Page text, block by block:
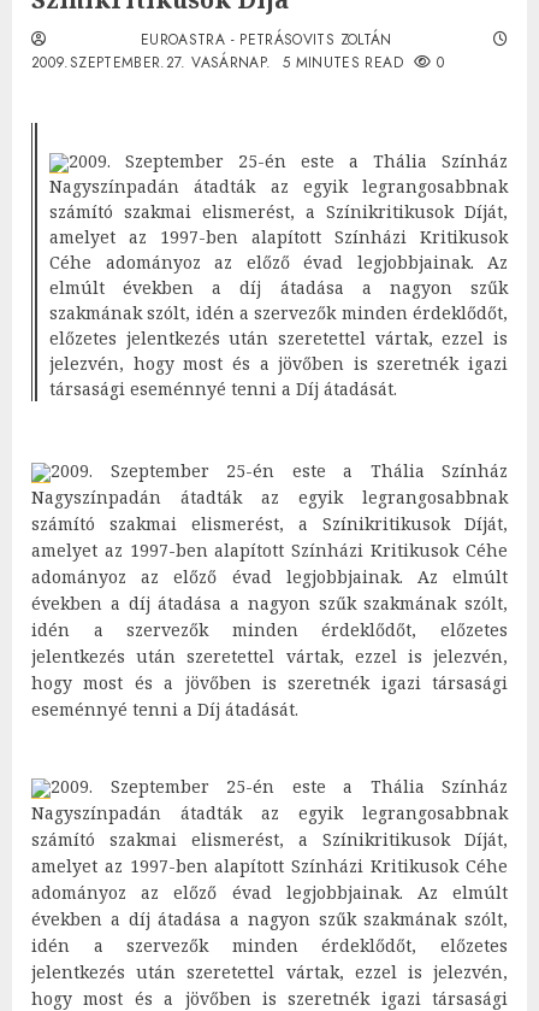
EUROASTRA - PETRÁSOVITS ZOLTÁN
2009.SZEPTEMBER.27. VASÁRNAP.
5 MINUTES READ 0
2009. Szeptember 25-én este a Thália Színház
Nagyszínpadán átadták az egyik legrangosabbnak
számító szakmai elismerést, a Színikritikusok Díját,
amelyet az 1997-ben alapított Színházi Kritikusok
Céhe adományoz az előző évad legjobbjainak. Az
elmúlt években a díj átadása a nagyon szűk
szakmának szólt, idén a szervezők minden érdeklődőt,
előzetes jelentkezés után szeretettel vártak, ezzel is
jelezvén, hogy most és a jövőben is szeretnék igazi
társasági eseménnyé tenni a Díj átadását.
2009. Szeptember 25-én este a Thália Színház
Nagyszínpadán átadták az egyik legrangosabbnak
számító szakmai elismerést, a Színikritikusok Díját,
amelyet az 1997-ben alapított Színházi Kritikusok Céhe
adományoz az előző évad legjobbjainak. Az elmúlt
években a díj átadása a nagyon szűk szakmának szólt,
idén a szervezők minden érdeklődőt, előzetes
jelentkezés után szeretettel vártak, ezzel is jelezvén,
hogy most és a jövőben is szeretnék igazi társasági
eseménnyé tenni a Díj átadását.
2009. Szeptember 25-én este a Thália Színház
Nagyszínpadán átadták az egyik legrangosabbnak
számító szakmai elismerést, a Színikritikusok Díját,
amelyet az 1997-ben alapított Színházi Kritikusok Céhe
adományoz az előző évad legjobbjainak. Az elmúlt
években a díj átadása a nagyon szűk szakmának szólt,
idén a szervezők minden érdeklődőt, előzetes
jelentkezés után szeretettel vártak, ezzel is jelezvén,
hogy most és a jövőben is szeretnék igazi társasági